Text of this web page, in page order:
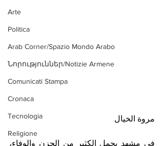
Arte
Politica
Arab Corner/Spazio Mondo Arabo
Նորություններ/Notizie Armene
Comunicati Stampa
Cronaca
Tecnologia
Religione
مروة الخيال